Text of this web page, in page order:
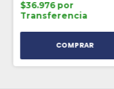
$36.976 por
Transferencia